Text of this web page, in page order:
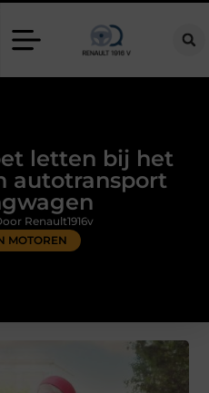
knipbeurt
letten bij het
autotransport
MOTOREN
Renault1916v